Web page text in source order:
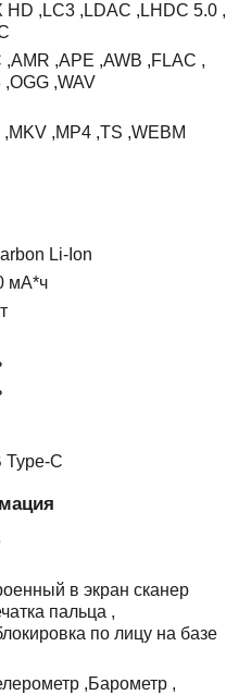
HD , LC3 , LDAC , LHDC 5.0 ,
,AMR ,APE ,AWB ,FLAC ,
,OGG ,WAV
,MKV ,MP4 ,TS ,WEBM
Li-Ion
мА*ч
Type-C
в экран сканер
пальца ,
по лицу на базе
,Барометр ,